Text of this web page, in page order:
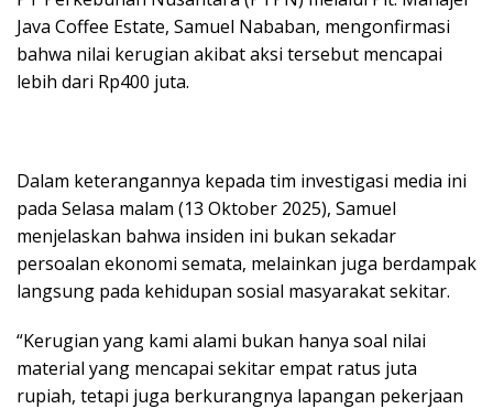
Java Coffee Estate, Samuel Nababan, mengonfirmasi
bahwa nilai kerugian akibat aksi tersebut mencapai
lebih dari Rp400 juta.
Dalam keterangannya kepada tim investigasi media ini
pada Selasa malam (13 Oktober 2025), Samuel
menjelaskan bahwa insiden ini bukan sekadar
persoalan ekonomi semata, melainkan juga berdampak
langsung pada kehidupan sosial masyarakat sekitar.
“Kerugian yang kami alami bukan hanya soal nilai
material yang mencapai sekitar empat ratus juta
rupiah, tetapi juga berkurangnya lapangan pekerjaan